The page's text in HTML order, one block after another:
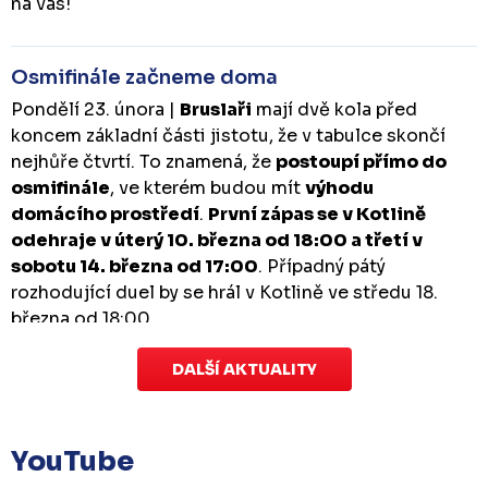
Osmifinále začneme doma
Pondělí 23. února | Bruslaři mají dvě kola před
koncem základní části jistotu, že v tabulce skončí
nejhůře čtvrtí. To znamená, že postoupí přímo do
osmifinále, ve kterém budou mítvýhodu
domácího prostředí. První zápas se v Kotlině
odehraje v úterý 10. března od 18:00 a třetí v
sobotu 14. března od 17:00. Případný pátý
rozhodující duel by se hrál v Kotlině ve středu 18.
března od 18:00.
Zápas dorostu je odložen
které se mělo odehrát v pátek 30. ledna ve 14:15,
odloženo!Odehraje se v náhradním termínu, o
DALŠÍ AKTUALITY
YouTube